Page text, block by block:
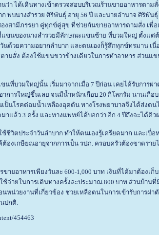
นว่า ได้เดินทางเข้าตรวจสอบบริเวณร้านขายอาหารตาม
พบนางสำรวย ศิริพันธุ์ อายุ 56 ปี และนายอำนาจ ศิริพัน
งสามีภรรยา คู่ทุกข์คู่สุข ที่ช่วยกันขายอาหารตามสั่ง เพื่
ขนของนางสำรวยมีลักษณะแขนซ้าย ที่บวมใหญ่ ตั้งแต่
นด้วยความอยากลำบาก และตนเองก็รู้สึกทุกข์ทรมาน
ามสั่ง ต้องใช้แขนขวาข้างเดียวในการทำอาหาร ส่วน
ขนที่บวมใหญ่นั้น เริ่มมาจากเมื่อ 7 ปีก่อน เคยได้รับการผ่
การใหญ่ขึ้นเลย จนมีน้ำหนักเกือบ 20 กิโลกรัม นานเกือ
ป็นโรคต่อมน้ำเหลืองอุดตัน ทางโรงพยาบาลจึงได้ส่งต
าแล้ว 3 ครั้ง และทางแพทย์ได้บอกว่า อีก 4 ปีถึงจะได้คิ
วิตประจำวันลำบาก ทำให้ตนเองรู้เครียดมาก และเบื่
ต้องเกษียณอายุจากการเป็น รปภ. ครอบครัวต้องขาดร
ายอาหารเพียงวันละ 600-1,000 บาท เงินที่ได้มาต้องเ
ช้จ่ายในการเดินทางครั้งละประมาณ 800 บาท ส่วนบ้า
หน่วยงานที่เกี่ยวข้อง ช่วยเหลือตนในการเข้ารับการผ่า
ปกติ.
454463